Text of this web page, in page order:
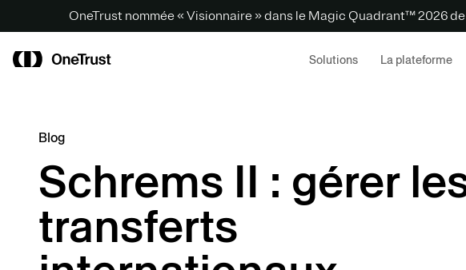
OneTrust nommée « Visionnaire » dans le Magic Quadrant™ 2026
Solutions La plateforme
Blog
Schrems II : gérer
transferts